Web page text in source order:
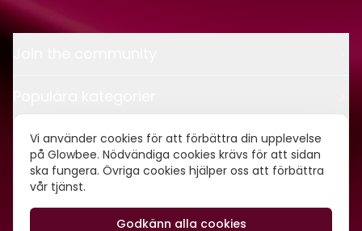
Vi använder cookies för att förbättra din upplevelse
på Glowbee. Nödvändiga cookies krävs för att sidan
ska fungera. Övriga cookies hjälper oss att förbättra
vår tjänst.
Godkänn alla cookies
Kontakt
Om oss